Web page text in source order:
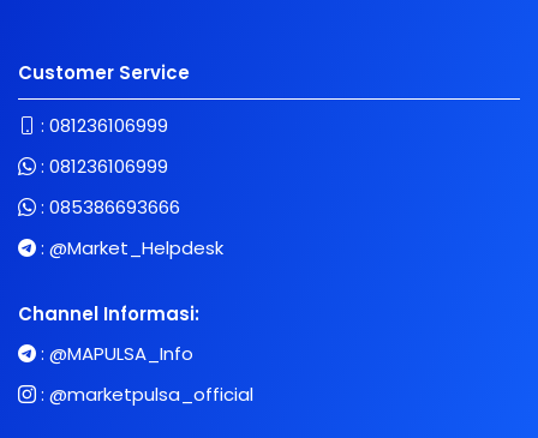
Customer Service
: 081236106999
: 081236106999
: 085386693666
: @Market_Helpdesk
Channel Informasi:
: @MAPULSA_Info
: @marketpulsa_official